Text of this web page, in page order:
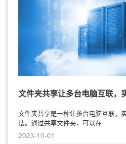
文件夹共享让多台电脑互联，
文件夹共享是一种让多台电脑互联，
法。通过共享文件夹，可以在
2023-10-01